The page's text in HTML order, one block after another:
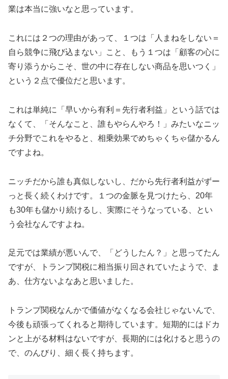
業は本当に強いなと思っています。
これには２つの理由があって、１つは「人まねをしない＝
自ら競争に飛び込まない」こと、もう１つは「顧客の心に
寄り添うからこそ、世の中に存在しない商品を思いつく」
という２点で優位だと思います。
これは単純に「早いから有利＝先行者利益」という話では
なくて、「そんなこと、誰もやらんやろ！」みたいなニッ
チ分野でこれをやると、相乗効果でめちゃくちゃ儲かるん
ですよね。
ニッチだから誰も真似しないし、だから先行者利益がずー
っと長く続くわけです。１つの金脈を見つけたら、20年
も30年も儲かり続けるし、実際にそうなっている、とい
う会社なんですよね。
足元では業績が悪いんで、「どうしたん？」と思ってたん
ですが、トランプ関税に相当振り回されていたようで、ま
あ、仕方ないよなあと思いました。
トランプ関税なんかで価値がなくなる会社じゃないんで、
今後も頑張ってくれると期待しています。短期的にはドカ
ンと上がる材料はないですが、長期的には化けると思うの
で、のんびり、細く長く持ちます。